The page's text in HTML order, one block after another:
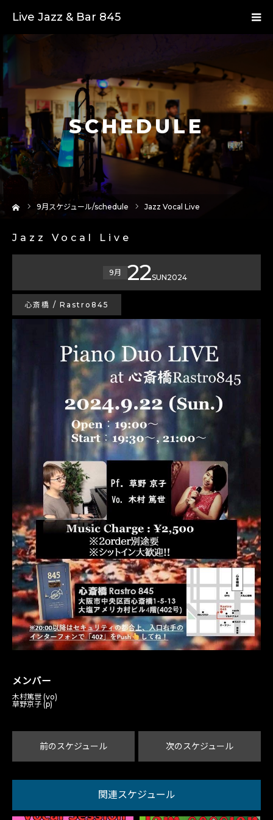
Live Jazz & Bar 845
SCHEDULE
9月スケジュール/schedule Jazz Vocal Live
Jazz Vocal Live
9月 22SUN2024
心斎橋 / Rastro845
メンバー
木村篤世 (vo)
草野京子 (p)
前のスケジュール 次のスケジュール
関連スケジュール